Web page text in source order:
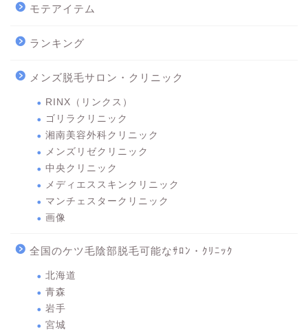
モテアイテム
ランキング
メンズ脱毛サロン・クリニック
RINX（リンクス）
ゴリラクリニック
湘南美容外科クリニック
メンズリゼクリニック
中央クリニック
メディエススキンクリニック
マンチェスタークリニック
画像
全国のケツ毛陰部脱毛可能なｻﾛﾝ・ｸﾘﾆｯｸ
北海道
青森
岩手
宮城